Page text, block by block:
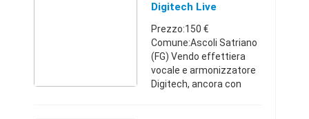
Digitech Live
Harmony
Prezzo:150 €
Comune:Ascoli Satriano
(FG) Vendo effettiera
vocale e armonizzatore
Digitech, ancora con